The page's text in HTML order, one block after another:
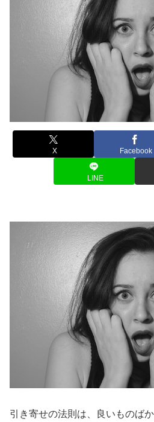
X Facebook
LINE
引き寄せの法則は、良いものば